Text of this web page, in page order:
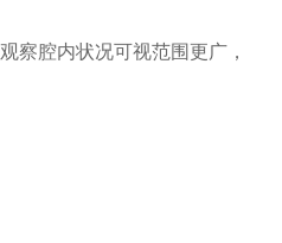
察腔内状况可视范围更广，